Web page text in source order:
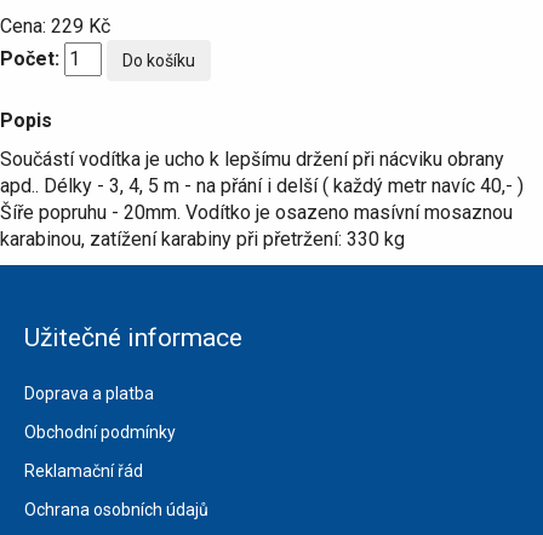
Cena: 229 Kč
Počet:
Popis
Součástí vodítka je ucho k lepšímu držení při nácviku obrany
apd.. Délky - 3, 4, 5 m - na přání i delší ( každý metr navíc 40,- )
Šíře popruhu - 20mm. Vodítko je osazeno masívní mosaznou
karabinou, zatížení karabiny při přetržení: 330 kg
Užitečné informace
Doprava a platba
Obchodní podmínky
Reklamační řád
Ochrana osobních údajů